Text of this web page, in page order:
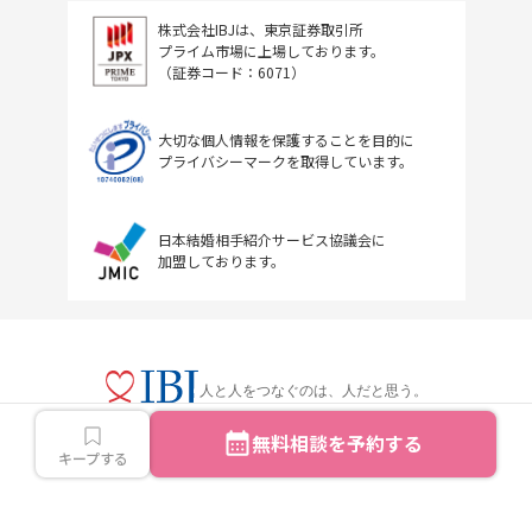
キープする 無料相談を予約する
株式会社IBJは、東京証券取引所
プライム市場に上場しております。
（証券コード：6071）
大切な個人情報を保護することを目的に
プライバシーマークを取得しています。
日本結婚相手紹介サービス協議会に
加盟しております。
人と人をつなぐのは、人だと思う。